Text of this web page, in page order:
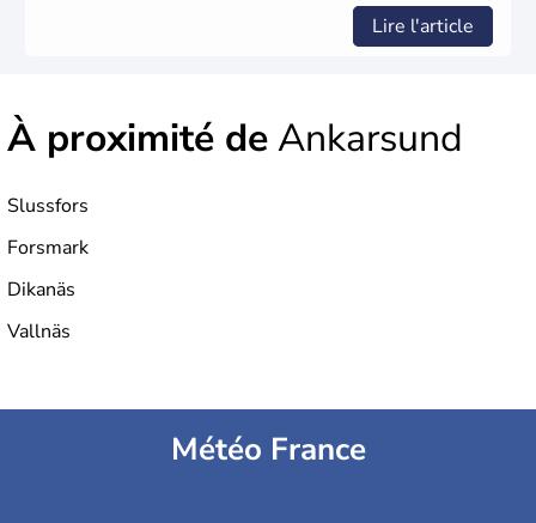
Lire l'article
À proximité deAnkarsund
Slussfors
Forsmark
Dikanäs
Vallnäs
Météo France